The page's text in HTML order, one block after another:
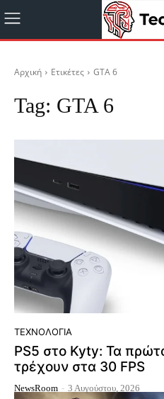
Αρχική Ετικέτες GTA 6
Tag: GTA 6
ΤΕΧΝΟΛΟΓΊΑ
PS5 στο Kyty: Τα
τρέχουν στα 30 FPS
NewsRoom - 3 Αυγούστου, 2026